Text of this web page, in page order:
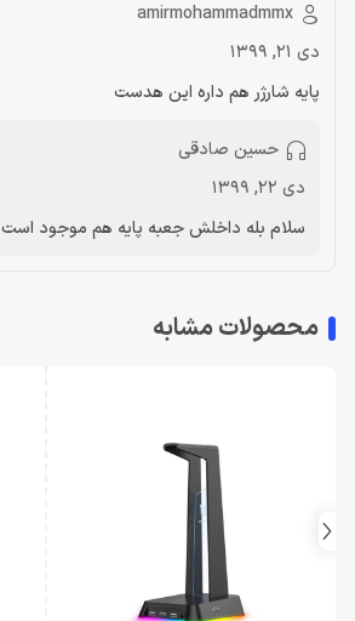
amirmohammadmmx
دی 21, 1399
پایه شارژر هم داره این هدست
حسین صادقی
دی 22, 1399
سلام بله داخلش جعبه پایه هم موجود است
محصولات مشابه